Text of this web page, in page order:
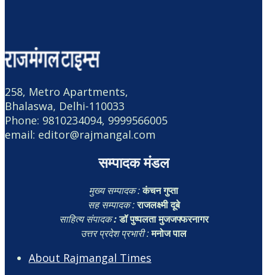
258, Metro Apartments,
Bhalaswa, Delhi-110033
Phone: 9810234094, 9999566005
email: editor@rajmangal.com
सम्पादक मंडल
मुख्य सम्पादक :कंचन गुप्ता
सह सम्पादक :राजलक्ष्मी दूबे
साहित्य संपादक:डॉ पुष्पलता मुजजफ्फरनागर
उत्तर प्रदेश प्रभारी :मनोज पाल
About Rajmangal Times